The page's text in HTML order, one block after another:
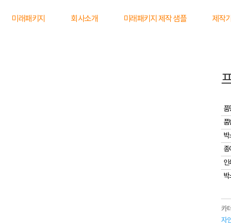
미래패키지 회사소개 미래패키지 제작 샘플 제작
품
품
박
종
인
박
카
자